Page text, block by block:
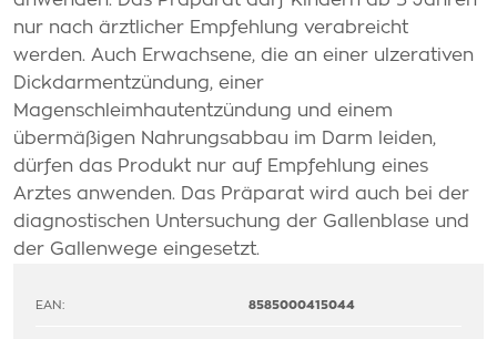
nur nach ärztlicher Empfehlung verabreicht
werden. Auch Erwachsene, die an einer ulzerativen
Dickdarmentzündung, einer
Magenschleimhautentzündung und einem
übermäßigen Nahrungsabbau im Darm leiden,
dürfen das Produkt nur auf Empfehlung eines
Arztes anwenden. Das Präparat wird auch bei der
diagnostischen Untersuchung der Gallenblase und
der Gallenwege eingesetzt.
EAN: 8585000415044